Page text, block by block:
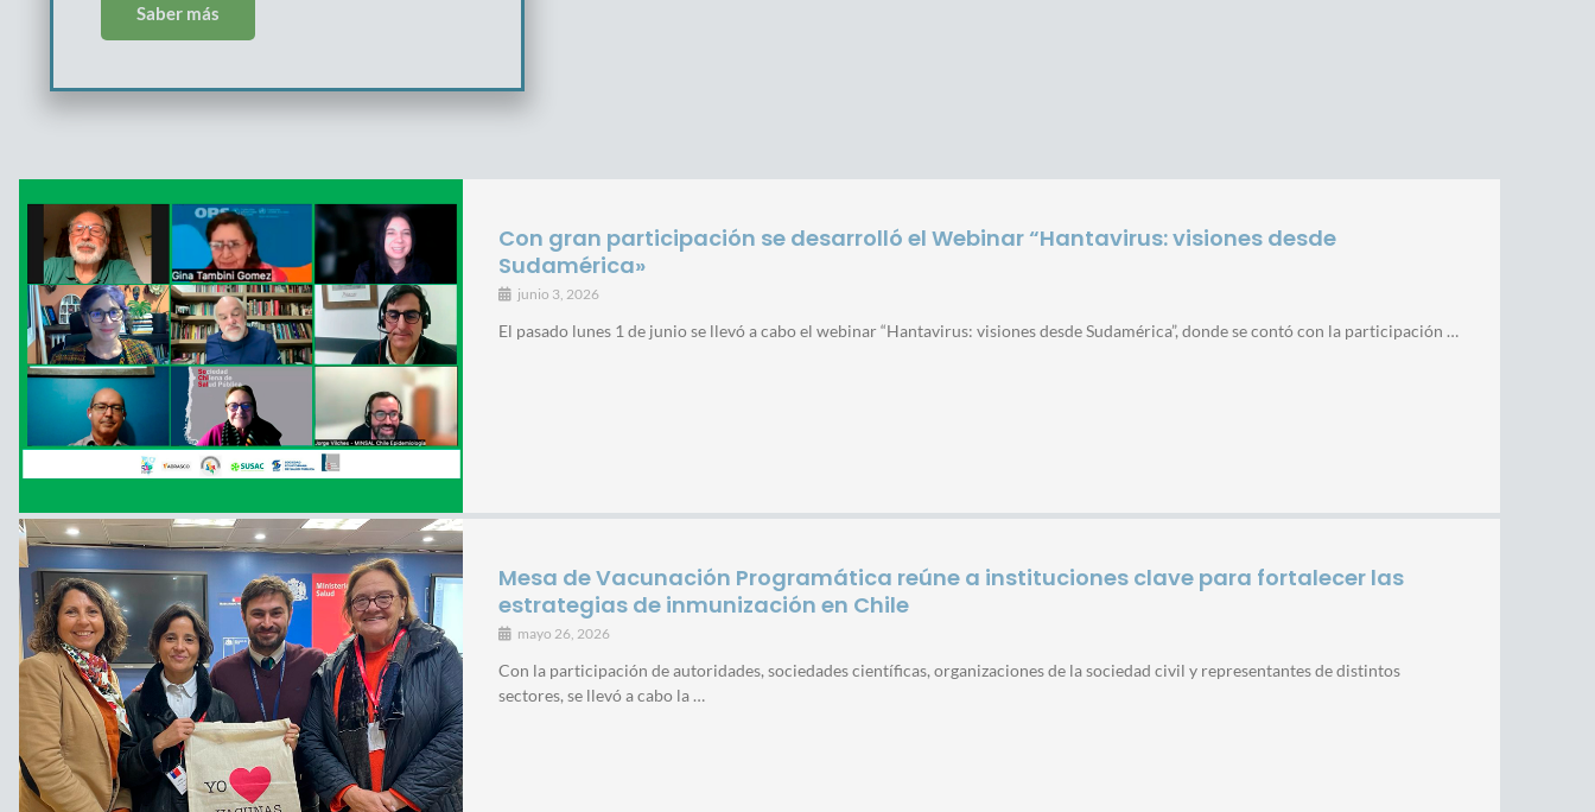
Saber más
Con gran participación se desarrolló el Webinar “Hantavirus: visiones desde
Sudamérica»
junio 3, 2026
El pasado lunes 1 de junio se llevó a cabo el webinar “Hantavirus: visiones desde Sudamérica”, donde se contó con la participación …
Mesa de Vacunación Programática reúne a instituciones clave para fortalecer las
estrategias de inmunización en Chile
mayo 26, 2026
Con la participación de autoridades, sociedades científicas, organizaciones de la sociedad civil y representantes de distintos
sectores, se llevó a cabo la …